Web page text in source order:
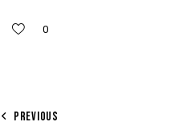
0
PREVIOUS